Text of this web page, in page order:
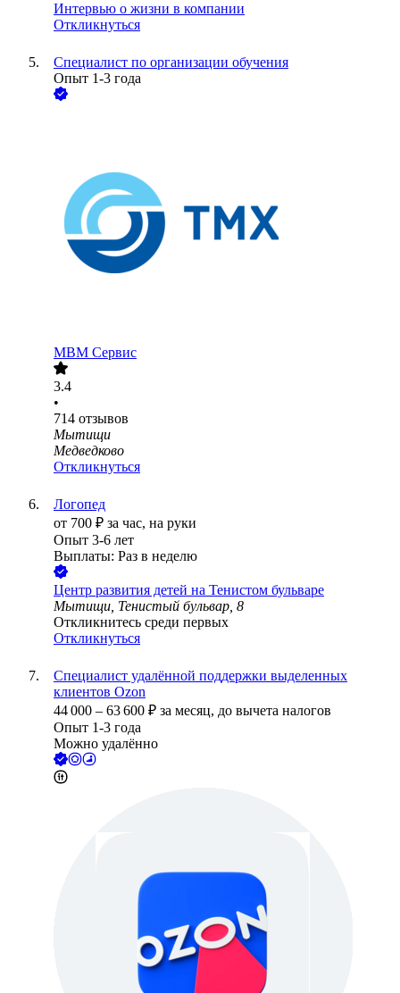
Интервью о жизни в компании
Откликнуться
Специалист по организации обучения
Опыт 1-3 года
МВМ Сервис
3.4
•
714 отзывов
Мытищи
Медведково
Откликнуться
Логопед
от 700 ₽ за час, на руки
Опыт 3-6 лет
Выплаты: Раз в неделю
Центр развития детей на Тенистом бульваре
Мытищи, Тенистый бульвар, 8
Откликнитесь среди первых
Откликнуться
Специалист удалённой поддержки выделенных
клиентов Ozon
44 000 – 63 600 ₽ за месяц, до вычета налогов
Опыт 1-3 года
Можно удалённо